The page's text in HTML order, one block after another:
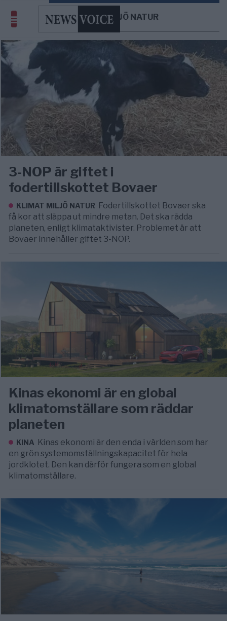
KLIMAT MILJÖ NATUR
3-NOP är giftet i
fodertillskottet Bovaer
KLIMAT MILJÖ NATUR Fodertillskottet Bovaer ska
få kor att släppa ut mindre metan. Det ska rädda
planeten, enligt klimataktivister. Problemet är att
Bovaer innehåller giftet 3-NOP.
Kinas ekonomi är en global
klimatomställare som räddar
planeten
KINA Kinas ekonomi är den enda i världen som har
en grön systemomställningskapacitet för hela
jordklotet. Den kan därför fungera som en global
klimatomställare.